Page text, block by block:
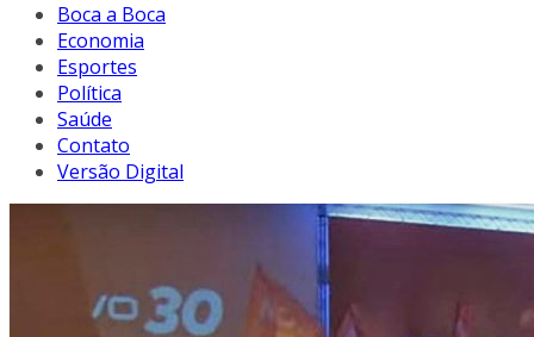
Boca a Boca
Economia
Esportes
Política
Saúde
Contato
Versão Digital